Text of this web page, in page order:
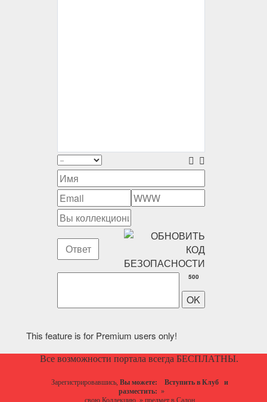
500
This feature is for Premium users only!
Все возможности портала всегда БЕСПЛАТНЫ.
Зарегистрировавшись, Вы можете: Вступить в Клуб
и
разместить: »
свою Коллекцию» предмет в Салон